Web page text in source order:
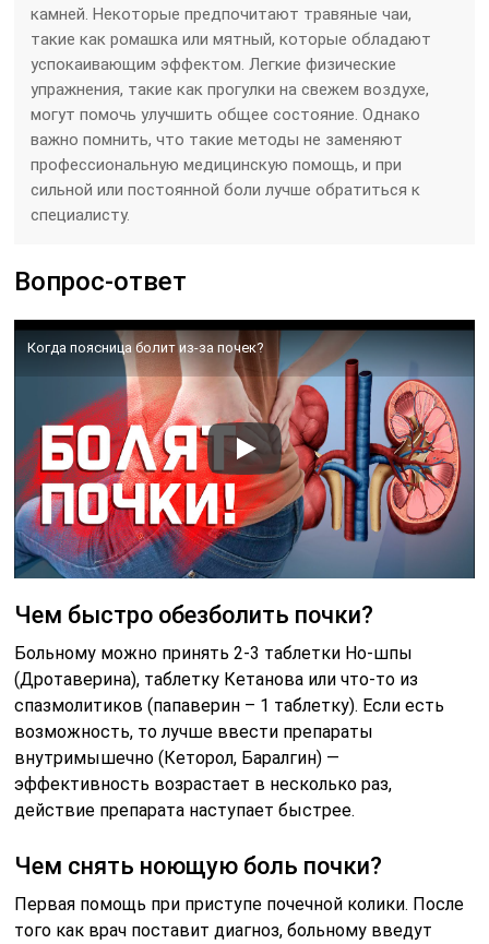
камней. Некоторые предпочитают травяные чаи,
такие как ромашка или мятный, которые обладают
успокаивающим эффектом. Легкие физические
упражнения, такие как прогулки на свежем воздухе,
могут помочь улучшить общее состояние. Однако
важно помнить, что такие методы не заменяют
профессиональную медицинскую помощь, и при
сильной или постоянной боли лучше обратиться к
специалисту.
Вопрос-ответ
Когда поясница болит из-за почек?
Чем быстро обезболить почки?
Больному можно принять 2-3 таблетки Но-шпы
(Дротаверина), таблетку Кетанова или что-то из
спазмолитиков (папаверин – 1 таблетку). Если есть
возможность, то лучше ввести препараты
внутримышечно (Кеторол, Баралгин) —
эффективность возрастает в несколько раз,
действие препарата наступает быстрее.
Чем снять ноющую боль почки?
Первая помощь при приступе почечной колики. После
того как врач поставит диагноз, больному введут